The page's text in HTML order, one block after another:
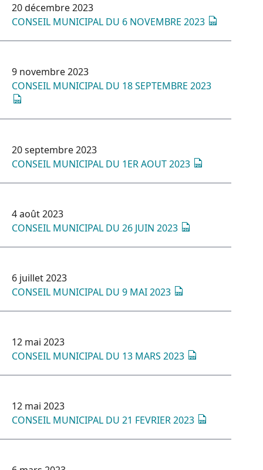
20 décembre 2023
CONSEIL MUNICIPAL DU 6 NOVEMBRE 2023
9 novembre 2023
CONSEIL MUNICIPAL DU 18 SEPTEMBRE 2023
20 septembre 2023
CONSEIL MUNICIPAL DU 1ER AOUT 2023
4 août 2023
CONSEIL MUNICIPAL DU 26 JUIN 2023
6 juillet 2023
CONSEIL MUNICIPAL DU 9 MAI 2023
12 mai 2023
CONSEIL MUNICIPAL DU 13 MARS 2023
12 mai 2023
CONSEIL MUNICIPAL DU 21 FEVRIER 2023